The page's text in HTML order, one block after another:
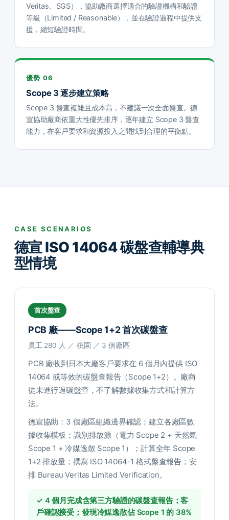
Veritas、SGS），協助廠商選擇適合的驗證機構和驗證
等級（Limited / Reasonable），並在驗證過程中提供支
援，縮短驗證時間。
優勢 06
Scope 3 逐步建立策略
Scope 3 盤查複雜且成本高，不建議一次全面盤查。德
宣協助廠商依重大性優先排序，逐年建立 Scope 3 盤查
能力，在客戶要求和資源投入之間找到合理的平衡點。
CASE SCENARIOS
德宣 ISO 14064 碳盤查輔導典
型情境
首次盤查
PCB 廠——Scope 1+2 首次碳盤查
員工 280 人 ／ 桃園 ／ 3 個廠區
PCB 廠收到日本大廠客戶要求在 6 個月內提供 ISO
14064 或等效的碳盤查報告（Scope 1+2）。廠商
從未進行過碳盤查，不了解數據收集方式和計算方
法。
德宣協助：3 個廠區組織邊界確認；建立各廠區數
據收集模板；識別排放源（電力 Scope 2 + 天然氣
Scope 1 + 冷媒逸散 Scope 1）；計算全年 Scope
1+2 排放量；撰寫 ISO 14064-1 格式盤查報告；安
排 Bureau Veritas Limited Verification。
✓ 4 個月完成含第三方驗證的碳盤查報告；客
戶確認接受；發現冷媒逸散佔 Scope 1 的 38%